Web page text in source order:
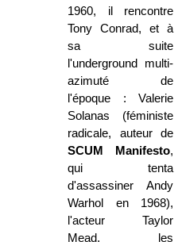
1960, il rencontre
Tony Conrad, et à
sa suite
l'underground multi-
azimuté de
l'époque : Valerie
Solanas (féministe
radicale, auteur de
SCUM Manifesto,
qui tenta
d'assassiner Andy
Warhol en 1968),
l'acteur Taylor
Mead, les